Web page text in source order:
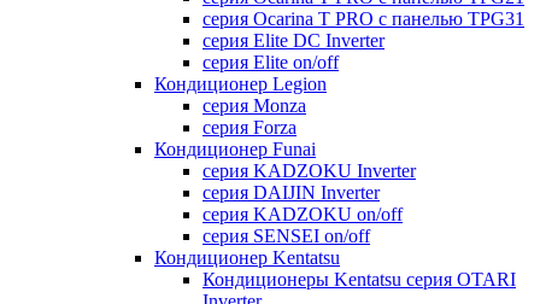
серия Ocarina T PRO c панелью TPG31
серия Elite DC Inverter
серия Elite on/off
Кондиционер Legion
серия Monza
серия Forza
Кондиционер Funai
серия KADZOKU Inverter
серия DAIJIN Inverter
серия KADZOKU on/off
серия SENSEI on/off
Кондиционер Kentatsu
Кондиционеры Kentatsu серия OTARI